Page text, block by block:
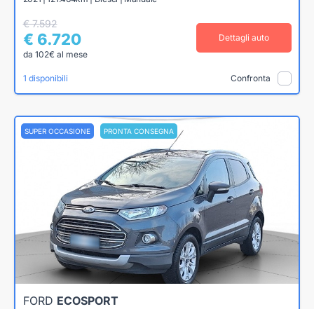
€ 7.592
€ 6.720
da 102€ al mese
Dettagli auto
1 disponibili Confronta
SUPER OCCASIONE PRONTA CONSEGNA
FORD ECOSPORT